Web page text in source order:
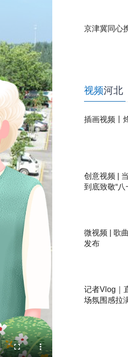
京津冀同心
视频河北
插画视频丨
创意视频 |
到底致敬“八
微视频 | 歌
发布
记者Vlog｜
场氛围感拉